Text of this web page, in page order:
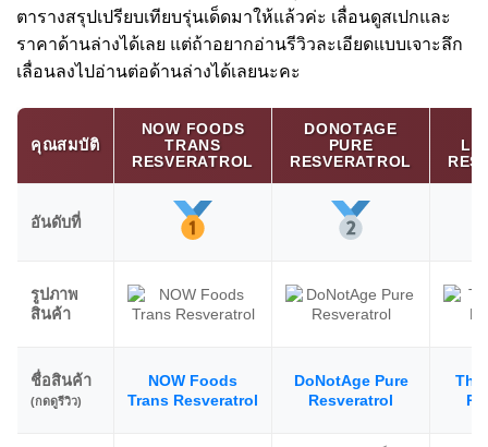
ตารางสรุปเปรียบเทียบรุ่นเด็ดมาให้แล้วค่ะ เลื่อนดูสเปกและ
ราคาด้านล่างได้เลย แต่ถ้าอยากอ่านรีวิวละเอียดแบบเจาะลึก
เลื่อนลงไปอ่านต่อด้านล่างได้เลยนะคะ
คุณสมบัติ
NOW FOODS
TRANS
RESVERATROL
DONOTAGE
PURE
RESVERATROL
อันดับที่
รูปภาพ
สินค้า
ชื่อสินค้า
(กดดูรีวิว)
NOW Foods
Trans Resveratrol
DoNotAge Pure
Resveratrol
The